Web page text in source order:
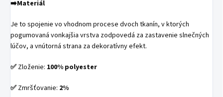
➡️Materiál
Je to spojenie vo vhodnom procese dvoch tkanín, v ktorých
pogumovaná vonkajšia vrstva zodpovedá za zastavenie slnečných
lúčov, a vnútorná strana za dekoratívny efekt.
✅ Zloženie: 100% polyester
✅ Zmršťovanie: 2%